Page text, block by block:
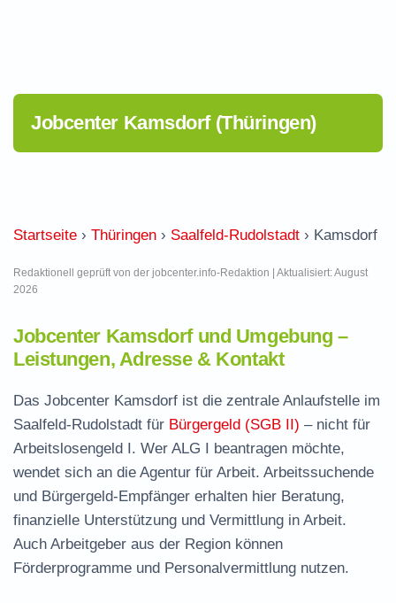
Jobcenter Kamsdorf (Thüringen)
Startseite › Thüringen › Saalfeld-Rudolstadt › Kamsdorf
Redaktionell geprüft von der jobcenter.info-Redaktion | Aktualisiert: August
2026
Jobcenter Kamsdorf und Umgebung –
Leistungen, Adresse & Kontakt
Das Jobcenter Kamsdorf ist die zentrale Anlaufstelle im
Saalfeld-Rudolstadt für Bürgergeld (SGB II) – nicht für
Arbeitslosengeld I. Wer ALG I beantragen möchte,
wendet sich an die Agentur für Arbeit. Arbeitssuchende
und Bürgergeld-Empfänger erhalten hier Beratung,
finanzielle Unterstützung und Vermittlung in Arbeit.
Auch Arbeitgeber aus der Region können
Förderprogramme und Personalvermittlung nutzen.